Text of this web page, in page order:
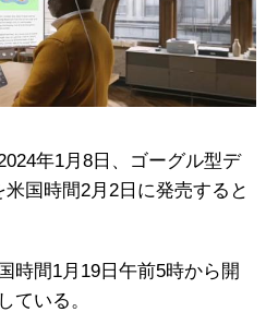
年1月8日、ゴーグル型デ
国時間2月2日に発売すると
時間1月19日午前5時から開
ている。